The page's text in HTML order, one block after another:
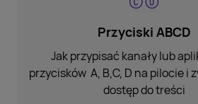
Przyciski ABCD
Jak przypisać kanały lub
przycisków A, B,C, D na pilocie i
dostęp do treści